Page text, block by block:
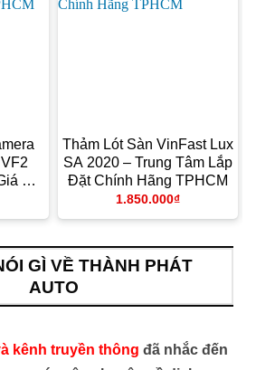
Tốt
Thảm Lót Sàn VinFast Lux
SA 2020 – Trung Tâm Lắp
Đặt Chính Hãng TPHCM
1.850.000₫
GÌ VỀ THÀNH PHÁT
AUTO
kênh truyền thông đã nhắc đến